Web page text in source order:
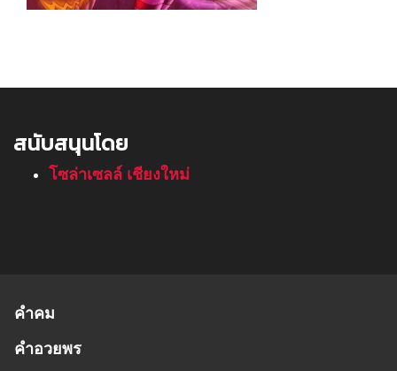
สนับสนุนโดย
โซล่าเซลล์ เชียงใหม่
คำคม
คำอวยพร